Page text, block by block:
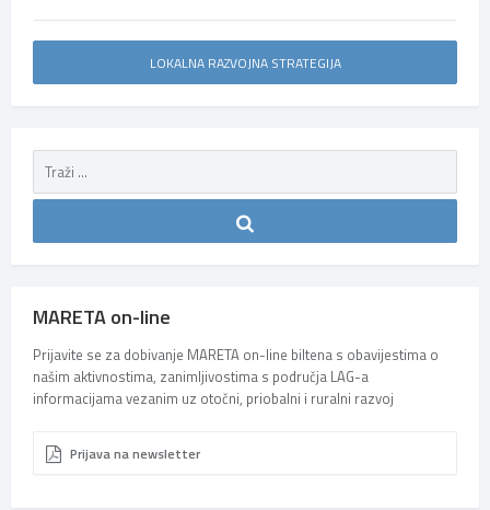
LOKALNA RAZVOJNA STRATEGIJA
MARETA on-line
Prijavite se za dobivanje MARETA on-line biltena s obavijestima o
našim aktivnostima, zanimljivostima s područja LAG-a
informacijama vezanim uz otočni, priobalni i ruralni razvoj
Prijava na newsletter